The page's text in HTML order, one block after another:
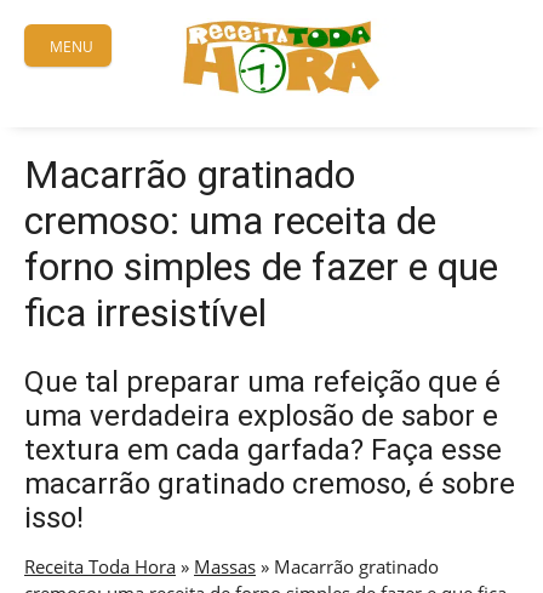
content
MENU
Macarrão gratinado
cremoso: uma receita de
forno simples de fazer e que
fica irresistível
Que tal preparar uma refeição que é
uma verdadeira explosão de sabor e
textura em cada garfada? Faça esse
macarrão gratinado cremoso, é sobre
isso!
Receita Toda Hora » Massas » Macarrão gratinado